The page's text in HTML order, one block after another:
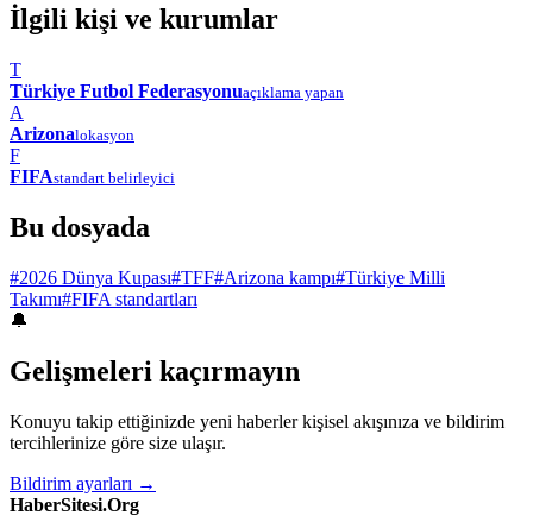
İlgili kişi ve kurumlar
T
Türkiye Futbol Federasyonuaçıklama yapan
A
Arizonalokasyon
F
FIFAstandart belirleyici
Bu dosyada
#2026 Dünya Kupası#TFF#Arizona kampı#Türkiye Milli
Takımı#FIFA standartları
🔔
Gelişmeleri kaçırmayın
Konuyu takip ettiğinizde yeni haberler kişisel akışınıza ve bildirim
tercihlerinize göre size ulaşır.
Bildirim ayarları →
HaberSitesi.Org